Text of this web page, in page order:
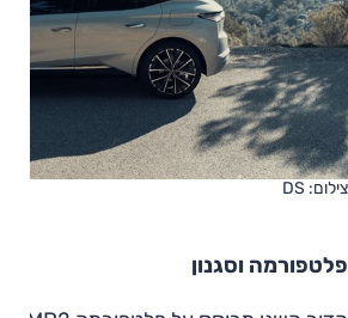
צילום: DS
פלטפורמה וסגנון